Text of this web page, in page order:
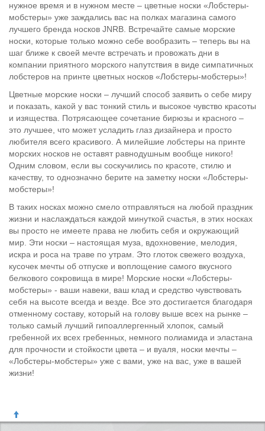
нужное время и в нужном месте – цветные носки «Лобстеры-
мобстеры» уже заждались вас на полках магазина самого
лучшего бренда носков JNRB. Встречайте самые морские
носки, которые только можно себе вообразить – теперь вы на
шаг ближе к своей мечте встречать и провожать дни в
компании приятного морского напутствия в виде симпатичных
лобстеров на принте цветных носков «Лобстеры-мобстеры»!
Цветные морские носки – лучший способ заявить о себе миру
и показать, какой у вас тонкий стиль и высокое чувство красоты
и изящества. Потрясающее сочетание бирюзы и красного –
это лучшее, что может усладить глаз дизайнера и просто
любителя всего красивого. А милейшие лобстеры на принте
морских носков не оставят равнодушным вообще никого!
Одним словом, если вы соскучились по красоте, стилю и
качеству, то однозначно берите на заметку носки «Лобстеры-
мобстеры»!
В таких носках можно смело отправляться на любой праздник
жизни и наслаждаться каждой минуткой счастья, в этих носках
вы просто не имеете права не любить себя и окружающий
мир. Эти носки – настоящая муза, вдохновение, мелодия,
искра и роса на траве по утрам. Это глоток свежего воздуха,
кусочек мечты об отпуске и воплощение самого вкусного
белкового сокровища в мире! Морские носки «Лобстеры-
мобстеры» - ваши навеки, ваш клад и средство чувствовать
себя на высоте всегда и везде. Все это достигается благодаря
отменному составу, который на голову выше всех на рынке –
только самый лучший гипоаллергенный хлопок, самый
гребенной их всех гребенных, немного полиамида и эластана
для прочности и стойкости цвета – и вуаля, носки мечты –
«Лобстеры-мобстеры» уже с вами, уже на вас, уже в вашей
жизни!